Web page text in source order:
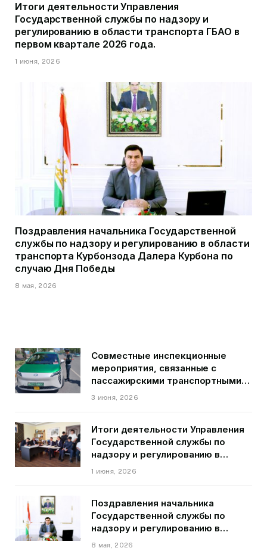
Итоги деятельности Управления
Государственной службы по надзору и
регулированию в области транспорта ГБАО в
первом квартале 2026 года.
1 июня, 2026
Поздравления начальника Государственной
службы по надзору и регулированию в области
транспорта Курбонзода Далера Курбона по
случаю Дня Победы
8 мая, 2026
Совместные инспекционные
мероприятия, связанные с
пассажирскими транспортными
средствами на территории
3 июня, 2026
Итоги деятельности Управления
Государственной службы по
надзору и регулированию в
области транспорта ГБАО в
1 июня, 2026
Поздравления начальника
Государственной службы по
надзору и регулированию в
области транспорта Курбонзода
8 мая, 2026